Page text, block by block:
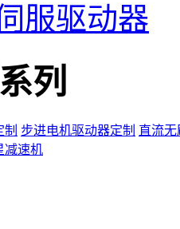
服驱动器
列
制 步进电机驱动器定制 直流
减速机